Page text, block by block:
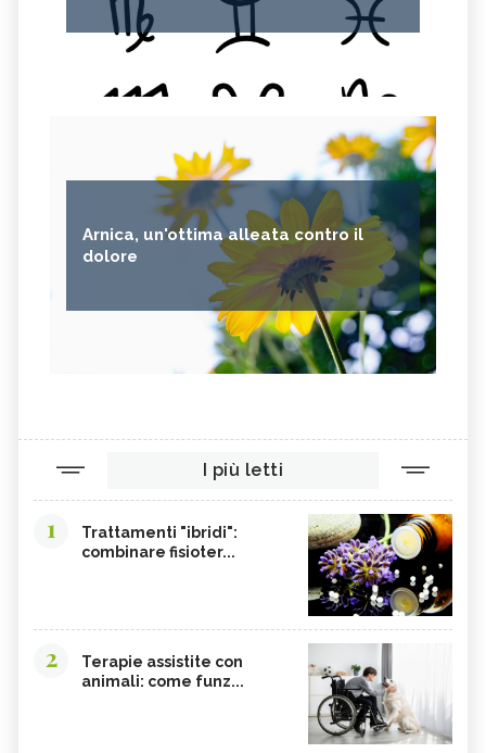
Arnica, un'ottima alleata contro il
dolore
I più letti
1
Trattamenti "ibridi":
combinare fisioter...
2
Terapie assistite con
animali: come funz...